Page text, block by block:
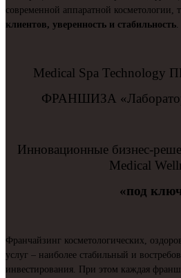
современной аппаратной косметологии,
клиентов, уверенность и стабильность.
Medical Spa
ФРАНШИЗА
Инновационные бизнес-
Medical
«под
Франчайзинг косметологических,
услуг – наиболее стабильный и
инвестирования. При этом каждая